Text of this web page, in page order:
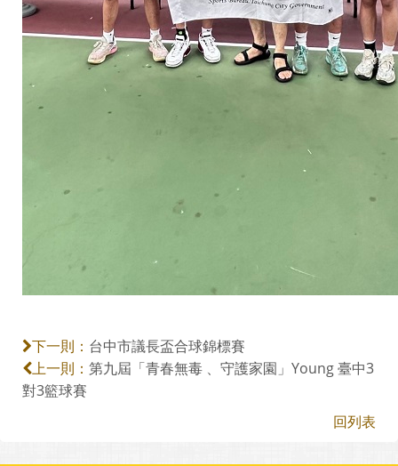
下一則： 台中市議長盃合球錦標賽
上一則： 第九屆「青春無毒 、守護家園」Young 臺中3
對3籃球賽
回列表